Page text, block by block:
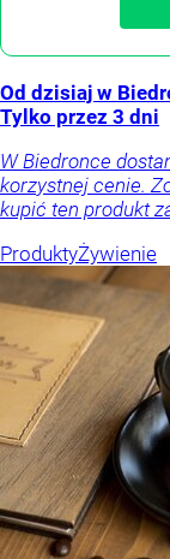
Od dzisiaj w
Tylko przez 3 dni
W Biedronce
korzystnej cenie.
kupić ten produkt
ProduktyŻywienie